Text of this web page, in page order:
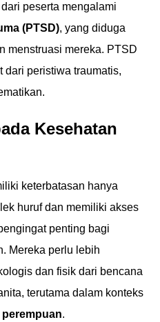
peserta mengalami
(PTSD), yang diduga
menstruasi mereka. PTSD
dari peristiwa traumatis,
Kesehatan
keterbatasan hanya
huruf dan memiliki akses
penting bagi
Mereka perlu lebih
dan fisik dari bencana
terutama dalam konteks
.